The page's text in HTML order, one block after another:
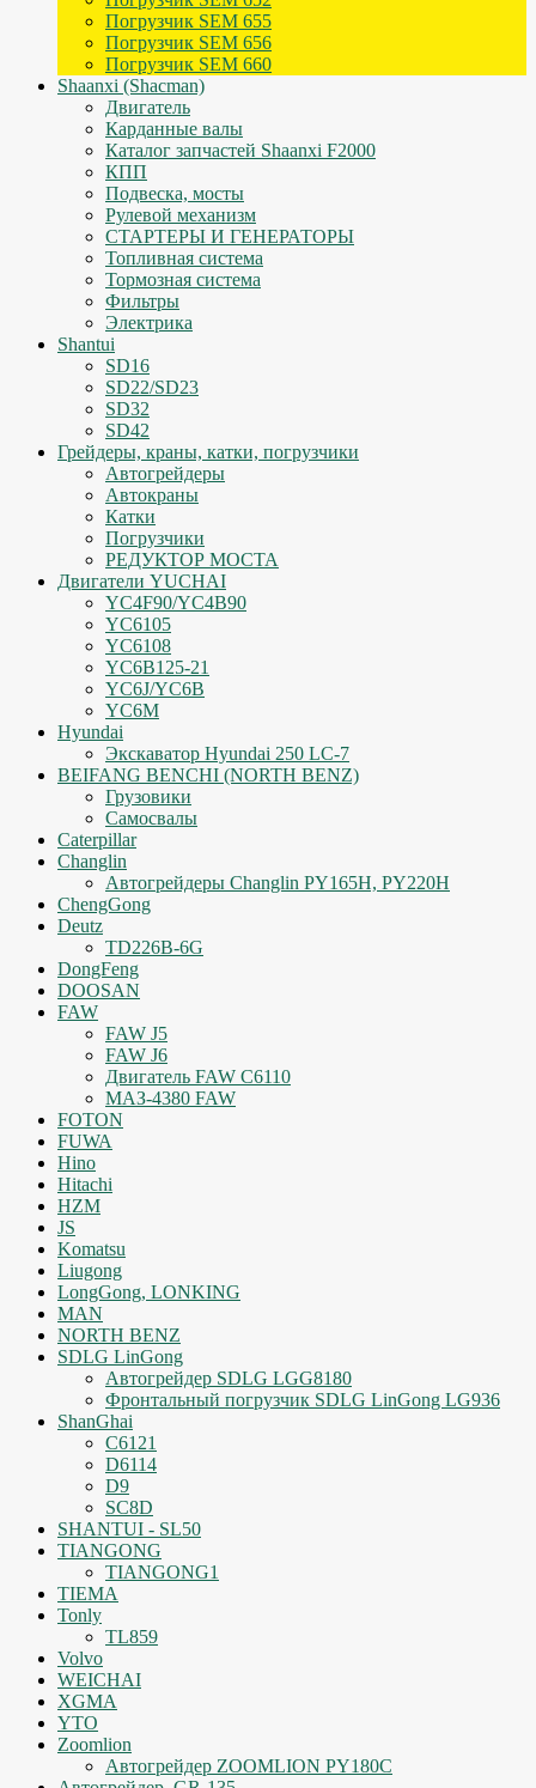
Погрузчик SEM 655
Погрузчик SEM 656
Погрузчик SEM 660
Shaanxi (Shacman)
Двигатель
Карданные валы
Каталог запчастей Shaanxi F2000
КПП
Подвеска, мосты
Рулевой механизм
СТАРТЕРЫ И ГЕНЕРАТОРЫ
Топливная система
Тормозная система
Фильтры
Электрика
Shantui
SD16
SD22/SD23
SD32
SD42
Грейдеры, краны, катки, погрузчики
Автогрейдеры
Автокраны
Катки
Погрузчики
РЕДУКТОР МОСТА
Двигатели YUCHAI
YC4F90/YC4B90
YC6105
YC6108
YC6B125-21
YC6J/YC6B
YC6M
Hyundai
Экскаватор Hyundai 250 LC-7
BEIFANG BENCHI (NORTH BENZ)
Грузовики
Самосвалы
Caterpillar
Changlin
Автогрейдеры Changlin PY165H, PY220H
ChengGong
Deutz
TD226B-6G
DongFeng
DOOSAN
FAW
FAW J5
FAW J6
Двигатель FAW C6110
МАЗ-4380 FAW
FOTON
FUWA
Hino
Hitachi
HZM
JS
Komatsu
Liugong
LongGong, LONKING
MAN
NORTH BENZ
SDLG LinGong
Автогрейдер SDLG LGG8180
Фронтальный погрузчик SDLG LinGong LG936
ShanGhai
C6121
D6114
D9
SC8D
SHANTUI - SL50
TIANGONG
TIANGONG1
TIEMA
Tonly
TL859
Volvo
WEICHAI
XGMA
YTO
Zoomlion
Автогрейдер ZOOMLION PY180C